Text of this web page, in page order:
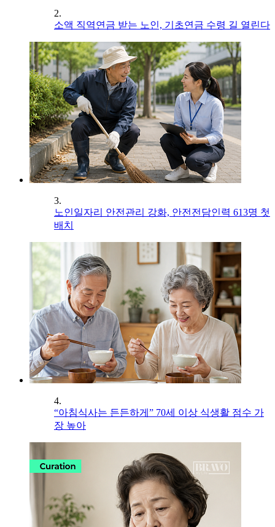
2.
소액 직역연금 받는 노인, 기초연금 수령 길 열린다
3.
노인일자리 안전관리 강화, 안전전담인력 613명 첫
배치
4.
“아침식사는 든든하게” 70세 이상 식생활 점수 가
장 높아